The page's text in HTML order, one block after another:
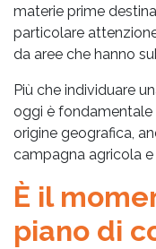
materie prime
particolare
da aree che hanno
Più che individuare
oggi è
origine geografica,
campagna agricola
È il
piano di